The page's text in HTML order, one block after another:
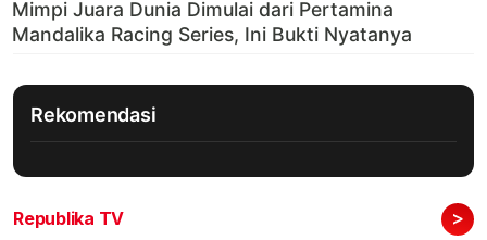
Rekomendasi
Republika TV >